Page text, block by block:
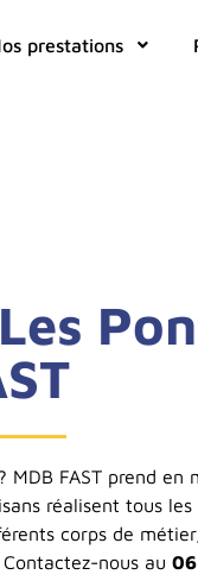
prestations
? MDB FAST prend
réalisent tous
corps de
nous au